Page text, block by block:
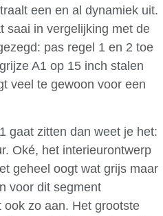
een en al dynamiek uit.
saai in vergelijking met de
pas regel 1 en 2 toe
A1 op 15 inch stalen
veel te gewoon voor een
gaat zitten dan weet je het:
Oké, het interieurontwerp
geheel oogt wat grijs maar
voor dit segment
zo aan. Het grootste